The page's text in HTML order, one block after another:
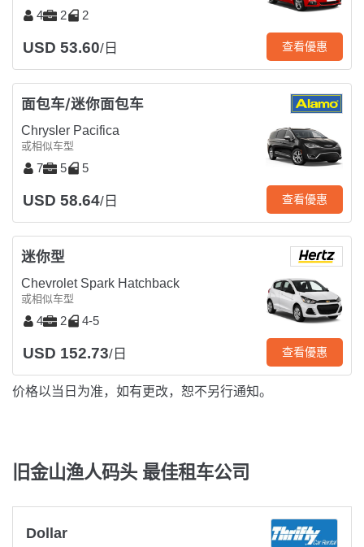
4 2 2
USD 53.60/日 查看優惠
面包车/迷你面包车
Chrysler Pacifica
或相似车型
7 5 5
USD 58.64/日 查看優惠
迷你型
Chevrolet Spark Hatchback
或相似车型
4 2 4-5
USD 152.73/日 查看優惠
价格以当日为准，如有更改，恕不另行通知。
旧金山渔人码头 最佳租车公司
Dollar